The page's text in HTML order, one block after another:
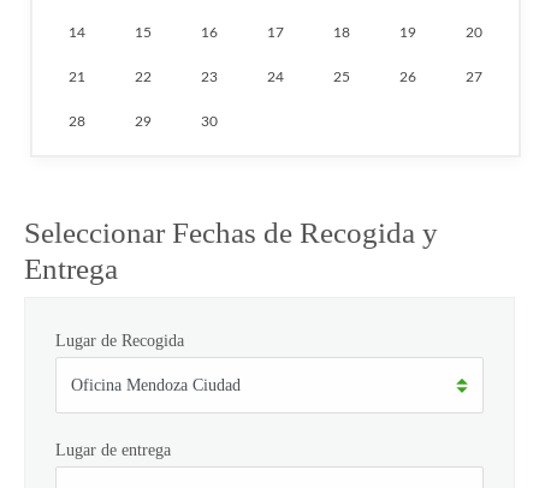
14 15 16 17 18 19 20
21 22 23 24 25 26 27
28 29 30
Seleccionar Fechas de Recogida y
Entrega
Lugar de Recogida
Lugar de entrega